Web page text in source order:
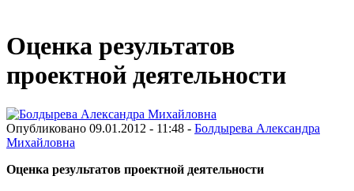
Оценка результатов
проектной деятельности
Опубликовано 09.01.2012 - 11:48 - Болдырева Александра
Михайловна
Оценка результатов проектной деятельности